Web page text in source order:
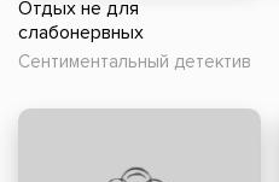
Отдых не для
слабонервных
Сентиментальный детектив